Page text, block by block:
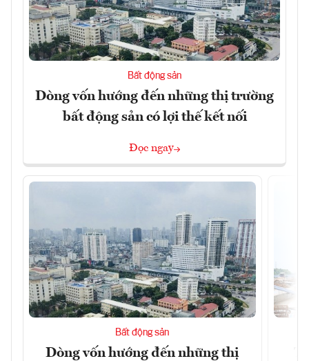
Bất động sản
Dòng vốn hướng đến những thị trường
bất động sản có lợi thế kết nối
Đọc ngay
Bất động sản
Dòng vốn hướng đến những thị